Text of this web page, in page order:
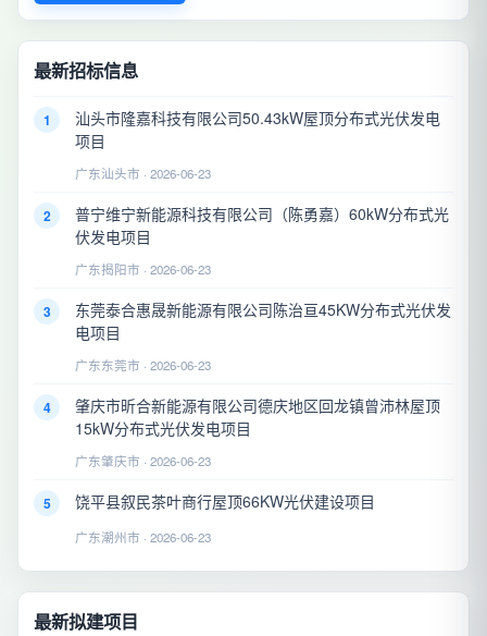
最新招标信息
1
汕头市隆嘉科技有限公司50.43kW屋顶分布式光伏发电
项目
广东汕头市 · 2026-06-23
2
普宁维宁新能源科技有限公司（陈勇嘉）60kW分布式光
伏发电项目
广东揭阳市 · 2026-06-23
3
东莞泰合惠晟新能源有限公司陈治亘45KW分布式光伏发
电项目
广东东莞市 · 2026-06-23
4
肇庆市昕合新能源有限公司德庆地区回龙镇曾沛林屋顶
15kW分布式光伏发电项目
广东肇庆市 · 2026-06-23
5 饶平县叙民茶叶商行屋顶66KW光伏建设项目
广东潮州市 · 2026-06-23
最新拟建项目